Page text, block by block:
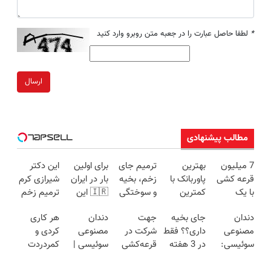
* لطفا حاصل عبارت را در جعبه متن روبرو وارد کنید
ارسال
مطالب پیشنهادی
7 میلیون
قرعه کشی
با یک
ساده
بهترین
پاوربانک با
کمترین
ترمیم جای
زخم، بخیه
و سوختگی
هفته!!😍
برای اولین
بار در ایران
🇮🇷 این
ترمیم کننده
23 روزه
ساخت!
این دکتر
شیرازی کرم
ترمیم زخم
ساخت!!!
دندان
مصنوعی
سوئیسی:
جای بخیه
داری؟؟ فقط
در 3 هفته
جهت
شرکت در
قرعه‌کشی
دندان
مصنوعی
سوئیسی |
هر کاری
کردی و
کمردردت